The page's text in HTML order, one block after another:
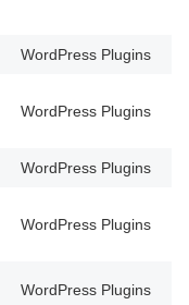
WordPress Plugins
WordPress Plugins
WordPress Plugins
WordPress Plugins
WordPress Plugins